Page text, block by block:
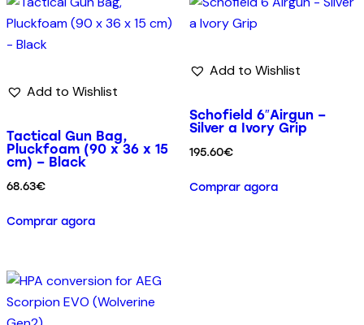
Add to Wishlist
Tactical Gun Bag,
Pluckfoam (90 x 36 x 15
cm) – Black
68.63€
Comprar agora
Add to Wishlist
Schofield 6″Airgun –
Silver a Ivory Grip
195.60€
Comprar agora